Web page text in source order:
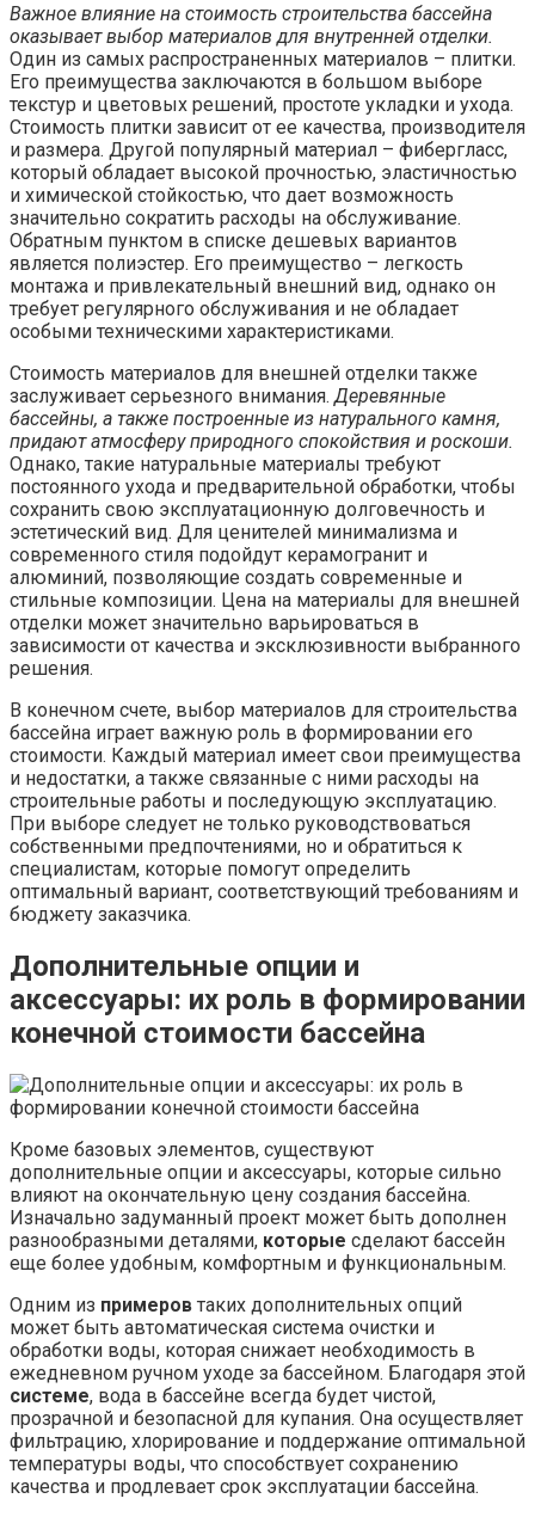
Важное влияние на стоимость строительства бассейна
оказывает выбор материалов для внутренней отделки.
Один из самых распространенных материалов – плитки.
Его преимущества заключаются в большом выборе
текстур и цветовых решений, простоте укладки и ухода.
Стоимость плитки зависит от ее качества, производителя
и размера. Другой популярный материал – фибергласс,
который обладает высокой прочностью, эластичностью
и химической стойкостью, что дает возможность
значительно сократить расходы на обслуживание.
Обратным пунктом в списке дешевых вариантов
является полиэстер. Его преимущество – легкость
монтажа и привлекательный внешний вид, однако он
требует регулярного обслуживания и не обладает
особыми техническими характеристиками.
Стоимость материалов для внешней отделки также
заслуживает серьезного внимания. Деревянные
бассейны, а также построенные из натурального камня,
придают атмосферу природного спокойствия и роскоши.
Однако, такие натуральные материалы требуют
постоянного ухода и предварительной обработки, чтобы
сохранить свою эксплуатационную долговечность и
эстетический вид. Для ценителей минимализма и
современного стиля подойдут керамогранит и
алюминий, позволяющие создать современные и
стильные композиции. Цена на материалы для внешней
отделки может значительно варьироваться в
зависимости от качества и эксклюзивности выбранного
решения.
В конечном счете, выбор материалов для строительства
бассейна играет важную роль в формировании его
стоимости. Каждый материал имеет свои преимущества
и недостатки, а также связанные с ними расходы на
строительные работы и последующую эксплуатацию.
При выборе следует не только руководствоваться
собственными предпочтениями, но и обратиться к
специалистам, которые помогут определить
оптимальный вариант, соответствующий требованиям и
бюджету заказчика.
Дополнительные опции и
аксессуары: их роль в формировании
конечной стоимости бассейна
Кроме базовых элементов, существуют
дополнительные опции и аксессуары, которые сильно
влияют на окончательную цену создания бассейна.
Изначально задуманный проект может быть дополнен
разнообразными деталями, которые сделают бассейн
еще более удобным, комфортным и функциональным.
Одним из примеров таких дополнительных опций
может быть автоматическая система очистки и
обработки воды, которая снижает необходимость в
ежедневном ручном уходе за бассейном. Благодаря этой
системе, вода в бассейне всегда будет чистой,
прозрачной и безопасной для купания. Она осуществляет
фильтрацию, хлорирование и поддержание оптимальной
температуры воды, что способствует сохранению
качества и продлевает срок эксплуатации бассейна.